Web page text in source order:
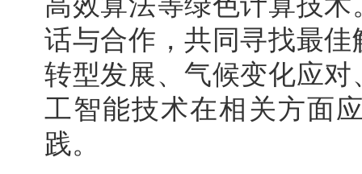
话与合作，共同寻找最
转型发展、气候变化应
工智能技术在相关方面
践。